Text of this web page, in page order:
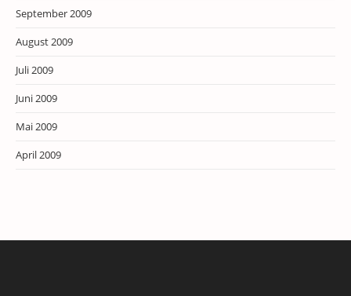
September 2009
August 2009
Juli 2009
Juni 2009
Mai 2009
April 2009